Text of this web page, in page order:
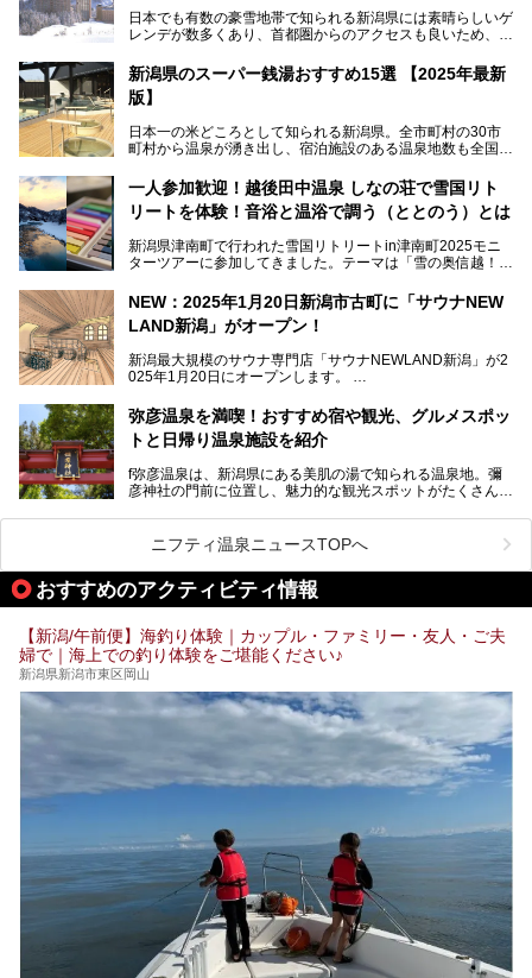
日本でも有数の豪雪地帯で知られる新潟県には素晴らしいゲ
レンデが数多くあり、首都圏からのアクセスも良いため、関
た全域にわたって月岡、赤倉、松之山、燕、妙高、岩室など
など、古くは文豪にも愛された歴史ある老舗温泉地が多いこ
とで知られています。
めに訪れたい、新潟県内にあるスキー場そばの温泉地をまと
めました。
新潟県のスーパー銭湯おすすめ15選 【2025年最新
版】
日本一の米どころとして知られる新潟県。全市町村の30市
町村から温泉が湧き出し、宿泊施設のある温泉地数も全国有
温泉が利用ができる宿泊施設も多く、スーパー銭湯も多彩な
サービスを提供する施設がいろいろ。
観光やレジャーに温泉を組み合わせれば、旅はさらに充実し
します。
一人参加歓迎！越後田中温泉 しなの荘で雪国リト
リートを体験！音浴と温浴で調う（ととのう）とは
新潟県津南町で行われた雪国リトリートin津南町2025モニ
ターツアーに参加してきました。テーマは「雪の奥信越！音
温泉ライターとして「温浴」は頻繁に体験していますが、
「音浴」とは果たしてどんな体験なのでしょう？とても気に
なお、宿泊した温泉は日帰り入浴もできる秘湯「越後田中温
泉 しなの荘」です。こちらについても詳しく紹介します。
提供元：一般社団法人 雪国観光舎【PR】
す。
NEW：2025年1月20日新潟市古町に「サウナNEW
LAND新潟」がオープン！
新潟最大規模のサウナ専門店「サウナNEWLAND新潟」が2
025年1月20日にオープンします。
街に再び笑顔と賑わいを取り戻し、新たなランドマークとし
て地域活性化を目指します。
サウナ室のテーマは「海賊船」‥⁉ ユニークなサウナ室を
弥彦温泉を満喫！おすすめ宿や観光、グルメスポッ
トと日帰り温泉施設を紹介
f弥彦温泉は、新潟県にある美肌の湯で知られる温泉地。彌
彦神社の門前に位置し、魅力的な観光スポットがたくさんあ
この記事では、弥彦温泉の宿泊に最適なおすすめ宿や、日帰
り施設、グルメスポット、弥彦の自然を堪能できる観光スポ
ットをご紹介します。初めての弥彦温泉旅行を計画している
方に向けて、弥彦温泉の魅力を存分にお伝えしますので、ぜ
ひ参考にしてみてくださいね！
ニフティ温泉ニュースTOPへ
おすすめのアクティビティ情報
【新潟/午前便】海釣り体験｜カップル・ファミリー・友人・ご夫
婦で｜海上での釣り体験をご堪能ください♪
新潟県新潟市東区岡山